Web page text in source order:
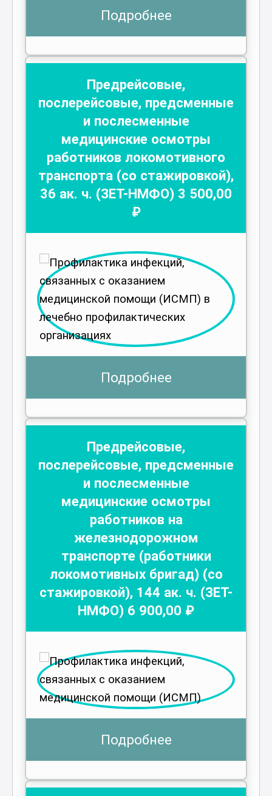
Подробнее
Предрейсовые,
послерейсовые, предсменные
и послесменные
медицинские осмотры
работников локомотивного
транспорта (со стажировкой),
36 ак. ч. (ЗЕТ-НМФО) 3 500,00
₽
Подробнее
Предрейсовые,
послерейсовые, предсменные
и послесменные
медицинские осмотры
работников на
железнодорожном
транспорте (работники
локомотивных бригад) (со
стажировкой), 144 ак. ч. (ЗЕТ-
НМФО) 6 900,00 ₽
Подробнее